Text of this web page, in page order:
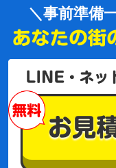
事前準備